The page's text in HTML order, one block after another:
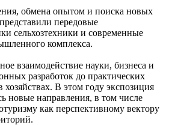
обмена опытом и поиска новых
передовые
сельхозтехники и современные
комплекса.
взаимодействие науки, бизнеса и
разработок до практических
В этом году экспозиция
новые направления, в том числе
как перспективному вектору